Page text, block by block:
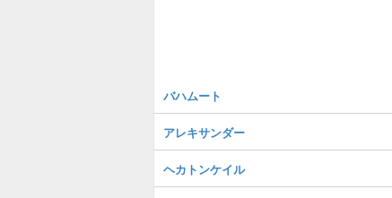
バハムート
アレキサンダー
ヘカトンケイル